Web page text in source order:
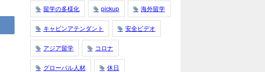
留学の多様化 pickup 海外留学
キャビンアテンダント 安全ビデオ
アジア留学 コロナ
グローバル人材 休日